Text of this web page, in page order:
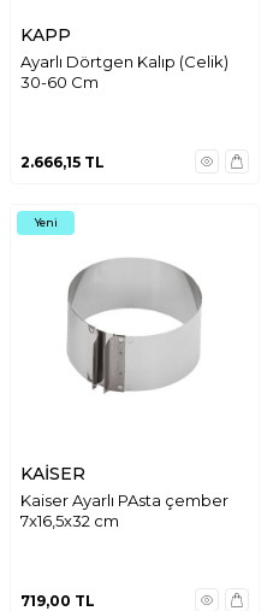
KAPP
Ayarlı Dörtgen Kalıp (Celik)
30-60 Cm
2.666,15 TL
Yeni
KAİSER
Kaiser Ayarlı PAsta çember
7x16,5x32 cm
719,00 TL